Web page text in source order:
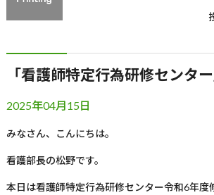
「看護師特定行為研修センター
2025年04月15日
みなさん、こんにちは。
看護部長の松野です。
本日は看護師特定行為研修センター令和6年度